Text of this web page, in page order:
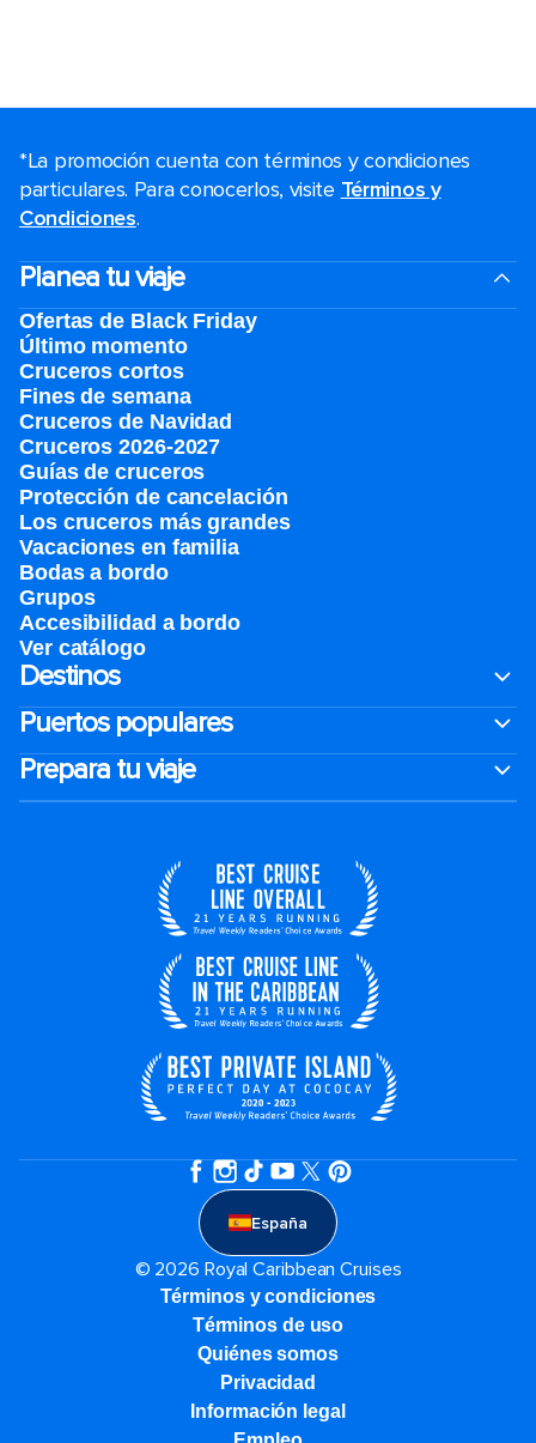
*La promoción cuenta con términos y condiciones
particulares. Para conocerlos, visite Términos y
Condiciones.
Planea tu viaje
Ofertas de Black Friday
Último momento
Cruceros cortos
Fines de semana
Cruceros de Navidad
Cruceros 2026-2027
Guías de cruceros
Protección de cancelación
Los cruceros más grandes
Vacaciones en familia
Bodas a bordo
Grupos
Accesibilidad a bordo
Ver catálogo
Destinos
Puertos populares
Prepara tu viaje
España
© 2026 Royal Caribbean Cruises
Términos y condiciones
Términos de uso
Quiénes somos
Privacidad
Información legal